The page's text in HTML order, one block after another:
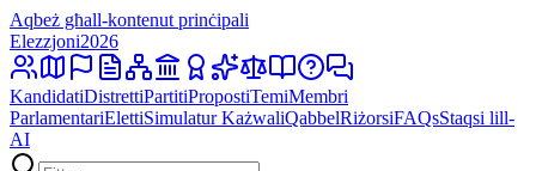
Aqbeż għall-kontenut prinċipali
Elezzjoni2026
KandidatiDistrettiPartitiPropostiTemiMembri
ParlamentariElettiSimulatur KażwaliQabbelRiżorsiFAQsStaqsi lill-
AI